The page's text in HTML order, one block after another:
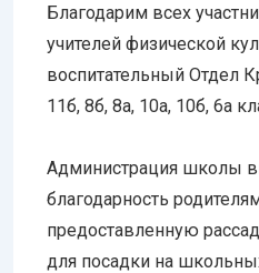
Благодарим всех
учителей физической
воспитательный Отдел
11б, 8б, 8а, 10а, 10б, 6а
Администрация школы
благодарность
предоставленную
для посадки на